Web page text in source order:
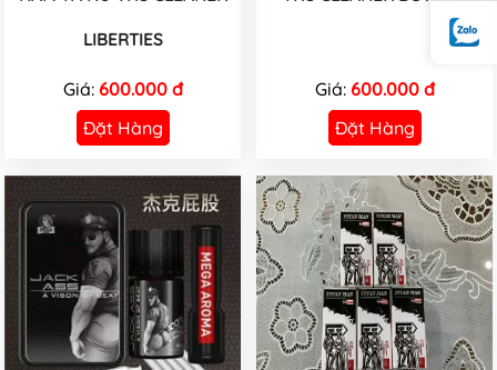
LIBERTIES
Giá: 600.000 đ
Đặt Hàng
Giá: 600.000 đ
Đặt Hàng